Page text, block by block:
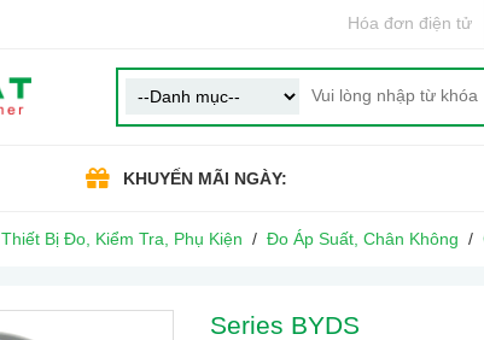
Hóa đơn điện tử
KHUYẾN MÃI NGÀY:
Thiết Bị Đo, Kiểm Tra, Phụ Kiện Đo Áp Suất, Chân Không
Series BYDS